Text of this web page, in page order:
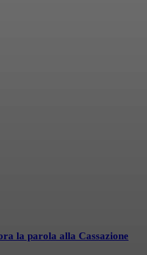
la parola alla Cassazione